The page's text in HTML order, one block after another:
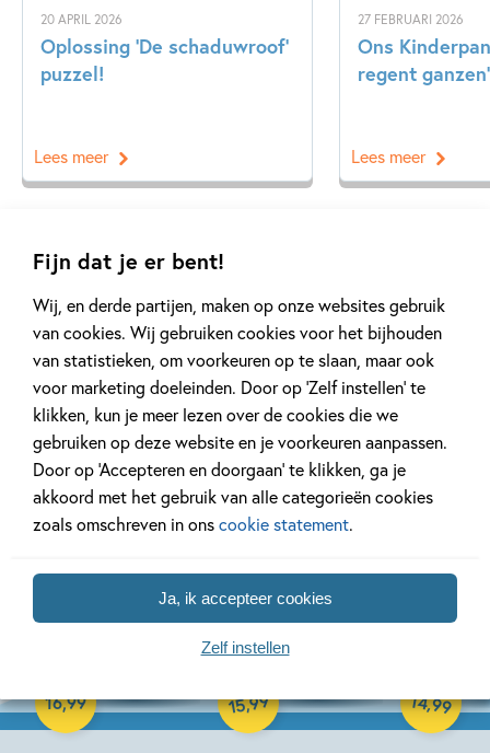
Fijn dat je er bent!
Wij, en derde partijen, maken op onze websites gebruik
van cookies. Wij gebruiken cookies voor het bijhouden
van statistieken, om voorkeuren op te slaan, maar ook
voor marketing doeleinden. Door op ‘Zelf instellen’ te
klikken, kun je meer lezen over de cookies die we
gebruiken op deze website en je voorkeuren aanpassen.
Door op ‘Accepteren en doorgaan’ te klikken, ga je
akkoord met het gebruik van alle categorieën cookies
zoals omschreven in onscookie statement.
Ja, ik accepteer cookies
Zelf instellen
20 APRIL 2026
Oplossing ‘De schaduwroof’
puzzel!
Lees meer
27 FEBRUARI 2026
Ons
regent ganzen’
Lees meer
Bekijk alle artikelen
Meer van deze auteur
16,99
Hardcover 15,99
Hardcover 14,99